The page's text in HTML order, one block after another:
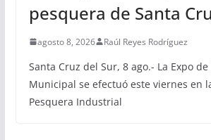
pesquera de Santa
agosto 8, 2026 Raúl Reyes Rodríguez
Santa Cruz del Sur, 8 ago.- La Expo
Municipal se efectuó este viernes en
Pesquera Industrial